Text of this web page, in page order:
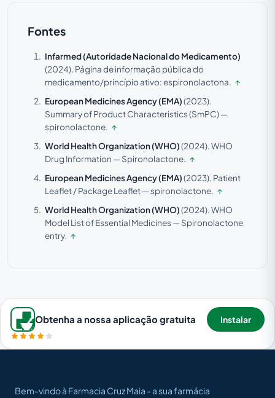
Fontes
Infarmed (Autoridade Nacional do Medicamento)
(2024). Página de informação pública do
medicamento/princípio ativo: espironolactona. ↑
European Medicines Agency (EMA)(2023).
Summary of Product Characteristics (SmPC) —
spironolactone. ↑
World Health Organization (WHO)(2024).WHO
Drug Information — Spironolactone. ↑
European Medicines Agency (EMA)(2023). Patient
Leaflet / Package Leaflet — spironolactone. ↑
World Health Organization (WHO)(2024).WHO
Model List of Essential Medicines — Spironolactone
entry. ↑
Obtenha a nossa aplicação gratuita Instalar
Bem-vindo à Farmacia Cruz Maia - a sua farmácia